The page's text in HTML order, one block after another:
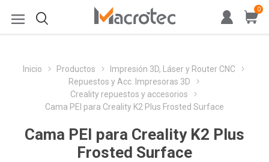
0
Inicio Productos
Impresión 3D, Láser y Router CNC
Repuestos y Acc. Impresoras 3D
Creality repuestos y accesorios
Cama PEI para Creality K2 Plus Frosted Surface
Cama PEI para Creality K2 Plus
Frosted Surface